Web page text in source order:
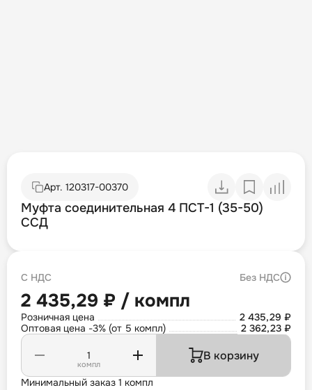
Арт. 120317-00370
Муфта соединительная 4 ПСТ-1 (35-50)
ССД
С НДС Без НДС
2 435,29 ₽ / компл
Розничная цена
2 435,29 ₽
Оптовая цена -3% (от 5 компл)
2 362,23 ₽
компл
В корзину
Минимальный заказ 1 компл